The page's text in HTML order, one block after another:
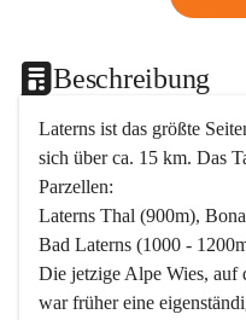
Beschreibung
Laterns ist das größte
sich über ca. 15 km. Das
Parzellen:
Laterns Thal (900m),
Bad Laterns (1000 -
Die jetzige Alpe Wies, auf
war früher eine